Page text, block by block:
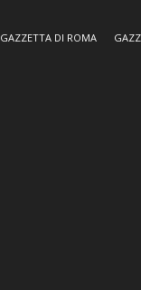
GAZZETTA DI ROMA